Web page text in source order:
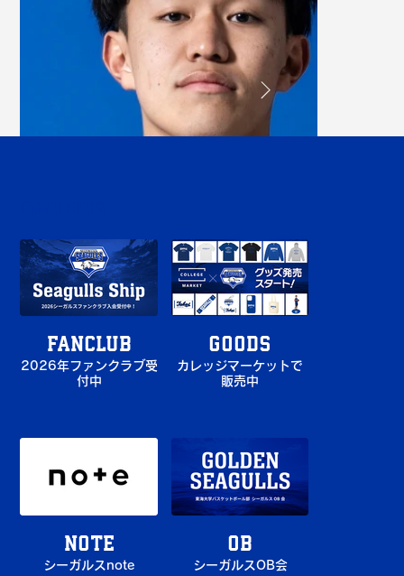
FANCLUB
2026年ファンクラブ受
付中
GOODS
カレッジマーケットで
販売中
note
シーガルスnote
OB
シーガルスOB会
大矢陽希